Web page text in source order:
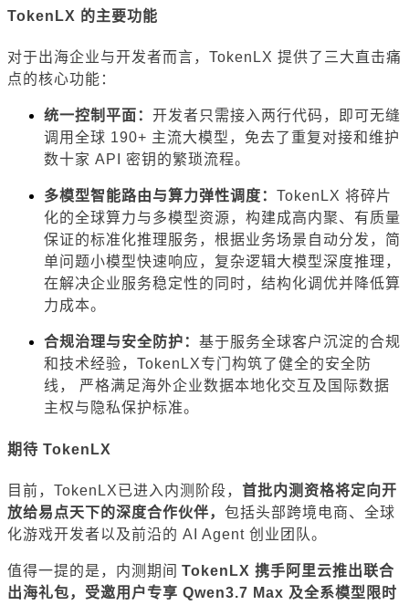
TokenLX 的主要功能
对于出海企业与开发者而言，TokenLX 提供了三大直击痛
点的核心功能：
统一控制平面： 开发者只需接入两行代码，即可无缝
调用全球 190+ 主流大模型，免去了重复对接和维护
数十家 API 密钥的繁琐流程。
多模型智能路由与算力弹性调度： TokenLX 将碎片
化的全球算力与多模型资源，构建成高内聚、有质量
保证的标准化推理服务，根据业务场景自动分发，简
单问题小模型快速响应，复杂逻辑大模型深度推理，
在解决企业服务稳定性的同时，结构化调优并降低算
力成本。
合规治理与安全防护： 基于服务全球客户沉淀的合规
和技术经验，TokenLX专门构筑了健全的安全防
线， 严格满足海外企业数据本地化交互及国际数据
主权与隐私保护标准。
期待 TokenLX
目前，TokenLX已进入内测阶段， 首批内测资格将定向开
放给易点天下的深度合作伙伴， 包括头部跨境电商、全球
化游戏开发者以及前沿的 AI Agent 创业团队。
值得一提的是，内测期间 TokenLX 携手阿里云推出联合
出海礼包，受邀用户专享 Qwen3.7 Max 及全系模型限时